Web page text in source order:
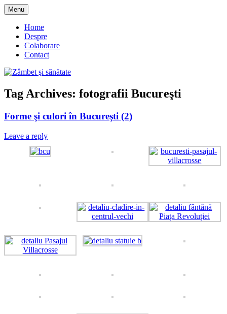
Skip
to
content
Zâmbet şi sănătate
Menu
Home
Despre
Colaborare
Contact
Tag Archives: fotografii Bucureşti
Forme şi culori în Bucureşti (2)
Leave a reply